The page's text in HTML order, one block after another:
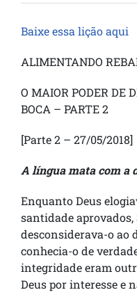
Baixe essa lição aqui
ALIMENTANDO
O MAIOR PODER DE
BOCA – PARTE 2
[Parte 2 – 27/05/2018]
A língua mata com a
Enquanto Deus
santidade
desconsiderava-o ao
conhecia-o de
integridade eram
Deus por interesse e